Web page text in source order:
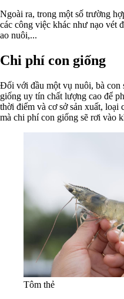
Ngoài ra, trong một số trường
các công việc khác như nạo vét
ao nuôi,...
Chi phí con giống
Đối với đầu một vụ nuôi, bà con
giống uy tín chất lượng cao để
thời điểm và cơ sở sản xuất, loại
mà chi phí con giống sẽ rơi vào
Tôm thẻ